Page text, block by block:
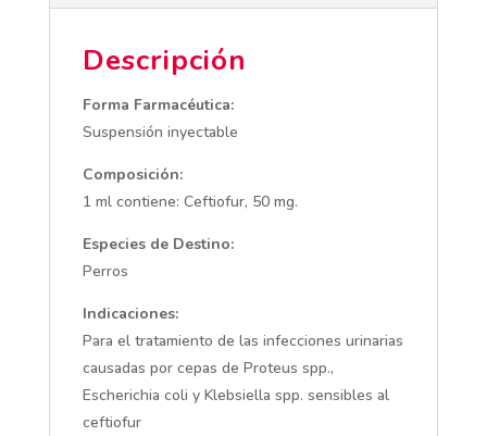
Descripción
Forma Farmacéutica:
Suspensión inyectable
Composición:
1 ml contiene: Ceftiofur, 50 mg.
Especies de Destino:
Perros
Indicaciones:
Para el tratamiento de las infecciones urinarias
causadas por cepas de Proteus spp.,
Escherichia coli y Klebsiella spp. sensibles al
ceftiofur